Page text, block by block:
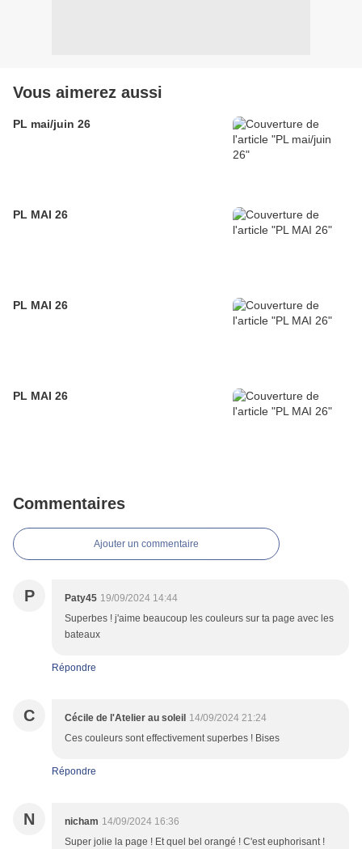
Vous aimerez aussi
PL mai/juin 26
PL MAI 26
PL MAI 26
PL MAI 26
Commentaires
Ajouter un commentaire
P Paty45 19/09/2024 14:44
Superbes ! j'aime beaucoup les couleurs sur ta page avec les
bateaux
Répondre
C Cécile de l'Atelier au soleil 14/09/2024 21:24
Ces couleurs sont effectivement superbes ! Bises
Répondre
N nicham 14/09/2024 16:36
Super jolie la page ! Et quel bel orangé ! C'est euphorisant !